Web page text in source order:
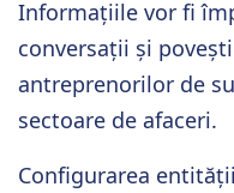
Informațiile vor fi
conversații și
antreprenorilor de
sectoare de afaceri.
Configurarea